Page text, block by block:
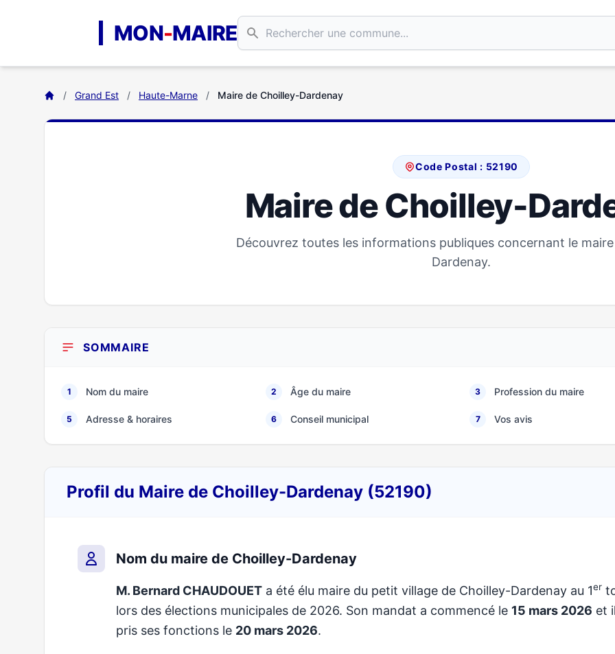
MON-MAIRE
/ Grand Est / Haute-Marne / Maire de Choilley-Dardenay
Code Postal : 52190
Maire de Choilley-
Découvrez toutes les informations publiques concernant le
Dardenay.
SOMMAIRE
1 Nom du maire 2 Âge du maire 3 Profession du maire
5 Adresse & horaires 6 Conseil municipal 7 Vos avis
Profil du Maire de Choilley-Dardenay (52190)
Nom du maire de Choilley-Dardenay
M. Bernard CHAUDOUET a été élu maire du petit village de Choilley-Dardenay au 1er
lors des élections municipales de 2026. Son mandat a commencé le 15 mars 2026 et
pris ses fonctions le 20 mars 2026.